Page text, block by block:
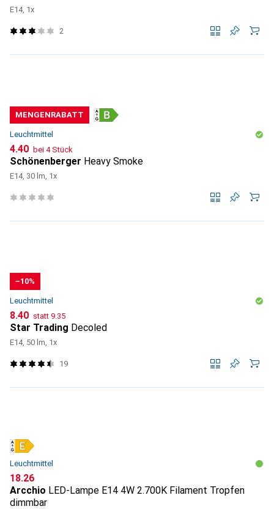
E14, 1x
2
MENGENRABATT
Leuchtmittel
CHF
4.40 bei 4 Stück
Schönenberger Heavy Smoke
E14, 30 lm, 1x
−10%
Leuchtmittel
CHF
8.40 statt CHF
9.35
Star Trading Decoled
E14, 50 lm, 1x
19
Leuchtmittel
CHF
18.26
Arcchio LED-Lampe E14 4W 2.700K Filament Tropfen
dimmbar